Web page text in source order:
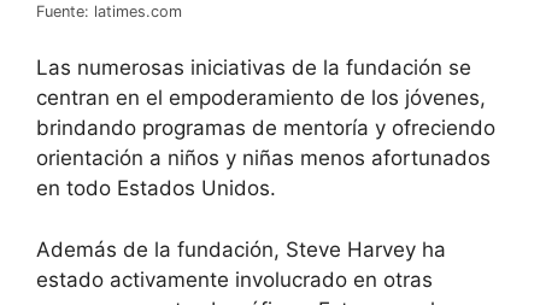
Fuente: latimes.com
Las numerosas iniciativas de la fundación se
centran en el empoderamiento de los jóvenes,
brindando programas de mentoría y ofreciendo
orientación a niños y niñas menos afortunados
en todo Estados Unidos.
Además de la fundación, Steve Harvey ha
estado activamente involucrado en otras